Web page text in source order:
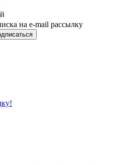
на e-mail рассылку